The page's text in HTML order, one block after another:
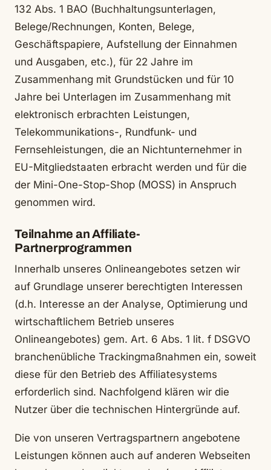
132 Abs. 1 BAO (Buchhaltungsunterlagen,
Belege/Rechnungen, Konten, Belege,
Geschäftspapiere, Aufstellung der Einnahmen
und Ausgaben, etc.), für 22 Jahre im
Zusammenhang mit Grundstücken und für 10
Jahre bei Unterlagen im Zusammenhang mit
elektronisch erbrachten Leistungen,
Telekommunikations-, Rundfunk- und
Fernsehleistungen, die an Nichtunternehmer in
EU-Mitgliedstaaten erbracht werden und für die
der Mini-One-Stop-Shop (MOSS) in Anspruch
genommen wird.
Teilnahme an Affiliate-
Partnerprogrammen
Innerhalb unseres Onlineangebotes setzen wir
auf Grundlage unserer berechtigten Interessen
(d.h. Interesse an der Analyse, Optimierung und
wirtschaftlichem Betrieb unseres
Onlineangebotes) gem. Art. 6 Abs. 1 lit. f DSGVO
branchenübliche Trackingmaßnahmen ein, soweit
diese für den Betrieb des Affiliatesystems
erforderlich sind. Nachfolgend klären wir die
Nutzer über die technischen Hintergründe auf.
Die von unseren Vertragspartnern angebotene
Leistungen können auch auf anderen Webseiten